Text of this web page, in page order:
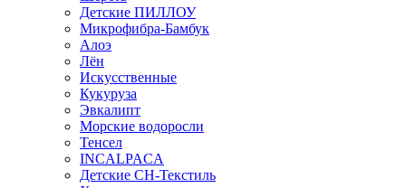
Детские ПИЛЛОУ
Микрофибра-Бамбук
Алоэ
Лён
Искусственные
Кукуруза
Эвкалипт
Морские водоросли
Тенсел
INCALPACA
Детские СН-Текстиль